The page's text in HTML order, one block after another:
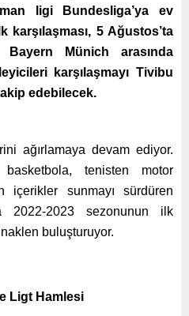
ligi Bundesliga’ya ev
5 Ağustos’ta
Münich arasında
karşılaşmayı Tivibu
edebilecek.
ağırlamaya devam ediyor.
basketbola, tenisten motor
içerikler sunmayı sürdüren
2022-2023 sezonunun ilk
naklen buluşturuyor.
Ligt Hamlesi